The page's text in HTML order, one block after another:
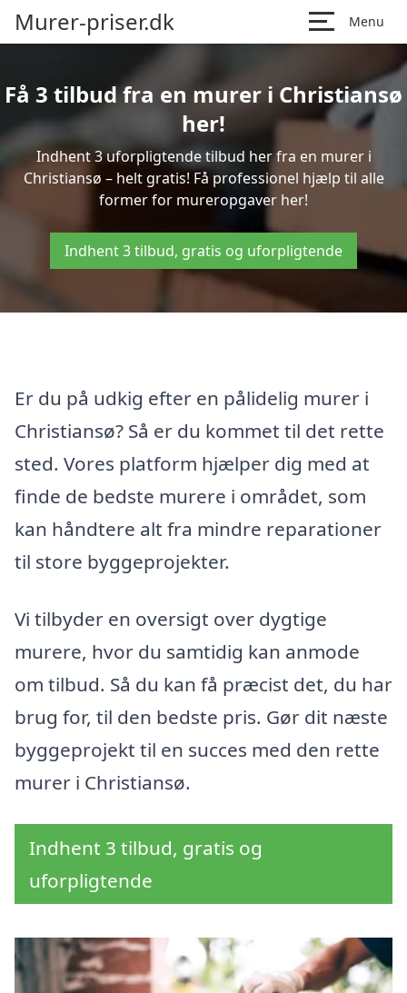
Murer-priser.dk Menu
Få 3 tilbud fra en murer i Christiansø
her!
Indhent 3 uforpligtende tilbud her fra en murer i
Christiansø – helt gratis! Få professionel hjælp til alle
former for mureropgaver her!
Indhent 3 tilbud, gratis og uforpligtende
Er du på udkig efter en pålidelig murer i
Christiansø? Så er du kommet til det rette
sted. Vores platform hjælper dig med at
finde de bedste murere i området, som
kan håndtere alt fra mindre reparationer
til store byggeprojekter.
Vi tilbyder en oversigt over dygtige
murere, hvor du samtidig kan anmode
om tilbud. Så du kan få præcist det, du har
brug for, til den bedste pris. Gør dit næste
byggeprojekt til en succes med den rette
murer i Christiansø.
Indhent 3 tilbud, gratis og
uforpligtende